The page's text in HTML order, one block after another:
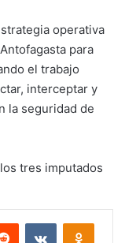
operativa
para
el trabajo
interceptar y
la seguridad de
tres imputados
Reddit VKontakte